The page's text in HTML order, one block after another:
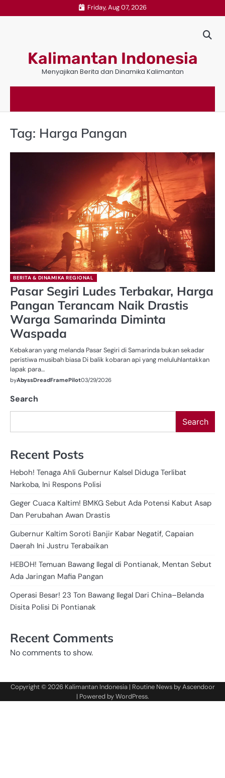
to
Friday, Aug 07, 2026
Kalimantan Indonesia
Menyajikan Berita dan Dinamika Kalimantan
Tag: Harga Pangan
BERITA & DINAMIKA REGIONAL
Pasar Segiri Ludes Terbakar, Harga
Pangan Terancam Naik Drastis
Warga Samarinda Diminta
Waspada
Kebakaran yang melanda Pasar Segiri di Samarinda bukan sekadar
peristiwa musibah biasa Di balik kobaran api yang meluluhlantakkan
lapak para…
byAbyssDreadFramePilot03/29/2026
Search
Search
Recent Posts
Heboh! Tenaga Ahli Gubernur Kalsel Diduga Terlibat
Narkoba, Ini Respons Polisi
Geger Cuaca Kaltim! BMKG Sebut Ada Potensi Kabut Asap
Dan Perubahan Awan Drastis
Gubernur Kaltim Soroti Banjir Kabar Negatif, Capaian
Daerah Ini Justru Terabaikan
HEBOH! Temuan Bawang Ilegal di Pontianak, Mentan Sebut
Ada Jaringan Mafia Pangan
Operasi Besar! 23 Ton Bawang Ilegal Dari China–Belanda
Disita Polisi Di Pontianak
Recent Comments
No comments to show.
Copyright © 2026 Kalimantan Indonesia| Routine News byAscendoor
| Powered byWordPress.